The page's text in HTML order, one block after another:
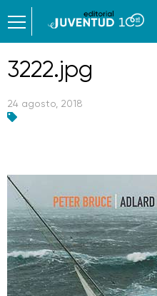
3222.jpg
24 agosto, 2018